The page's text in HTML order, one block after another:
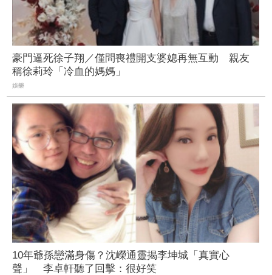
豪門逼死徐子翔／僅問喪禮開支婆媳再無互動 親友
稱徐莉玲「冷血的媽媽」
娛樂
10年爺孫戀滿身傷？沈嶸通靈揭李坤城「真實心
聲」 李卓軒聽了回擊：很好笑